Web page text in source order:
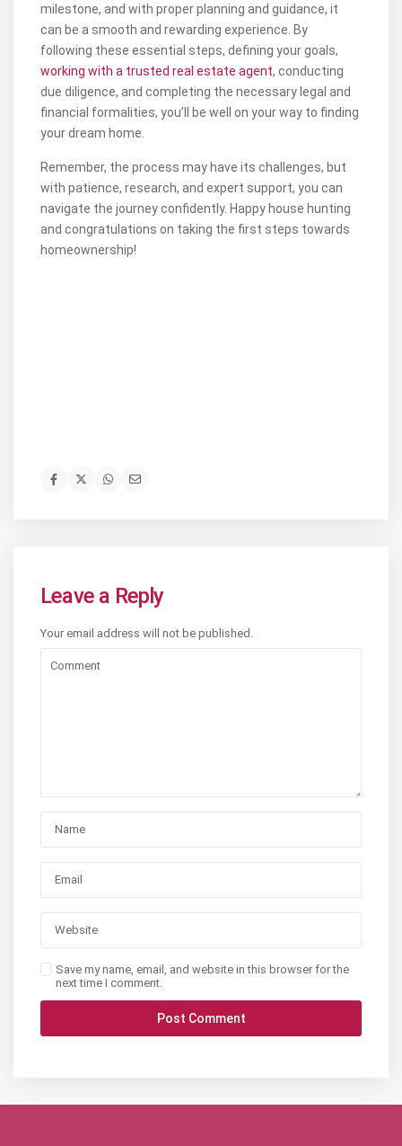
milestone, and with proper planning and guidance, it
can be a smooth and rewarding experience. By
following these essential steps, defining your goals,
working with a trusted real estate agent, conducting
due diligence, and completing the necessary legal and
financial formalities, you’ll be well on your way to finding
your dream home.
Remember, the process may have its challenges, but
with patience, research, and expert support, you can
navigate the journey confidently. Happy house hunting
and congratulations on taking the first steps towards
homeownership!
Leave a Reply
Your email address will not be published.
Save my name, email, and website in this browser for the
next time I comment.